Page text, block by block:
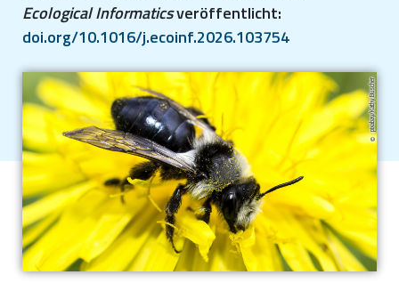
Ecological Informaticsveröffentlicht:
doi.org/10.1016/j.ecoinf.2026.103754
pixabay/Kathy Büscher